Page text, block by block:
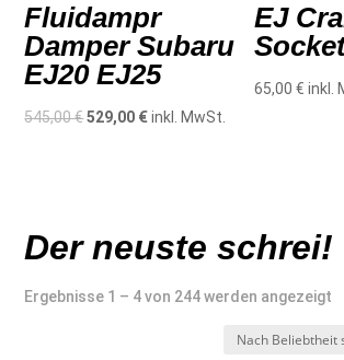
Fluidampr
Damper Subaru
EJ20 EJ25
545,00€Ursprünglicher
529,00 €Aktueller
inkl. MwSt.
EJ
65,00€ inkl.
Der neuste schrei!
Ergebnisse 1 – 4 von 244 werden angezeigt